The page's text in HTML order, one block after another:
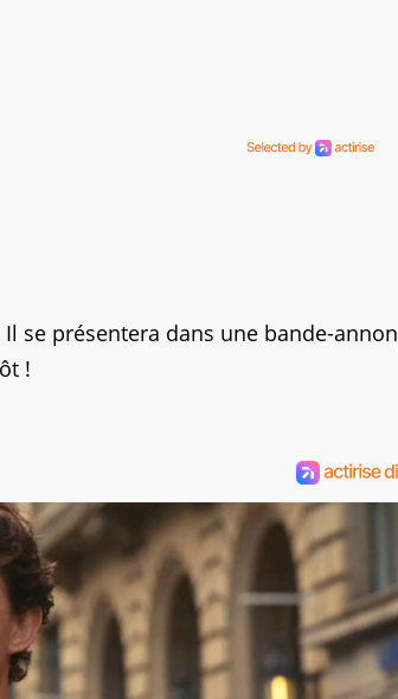
Il se présentera dans une bande-
!